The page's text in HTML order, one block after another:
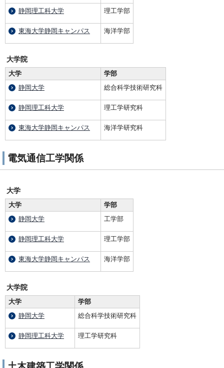
静岡理工科大学 理工学部
東海大学静岡キャンパス 海洋学部
大学院
大学
学部
静岡大学
総合科学技術研究科
静岡理工科大学 理工学研究科
東海大学静岡キャンパス 海洋学研究科
電気通信工学関係
大学
大学
学部
静岡大学
工学部
静岡理工科大学 理工学部
東海大学静岡キャンパス 海洋学部
大学院
大学
学部
静岡大学
総合科学技術研究科
静岡理工科大学 理工学研究科